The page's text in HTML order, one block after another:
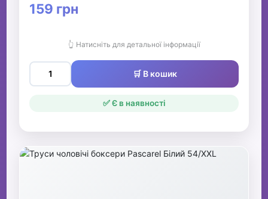
159 грн
👆 Натисніть для детальної інформації
🛒 В кошик
✅ Є в наявності